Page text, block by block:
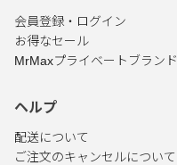
会員登録・ログイン
お得なセール
MrMaxプライベートブランド
ヘルプ
配送について
ご注文のキャンセルについて